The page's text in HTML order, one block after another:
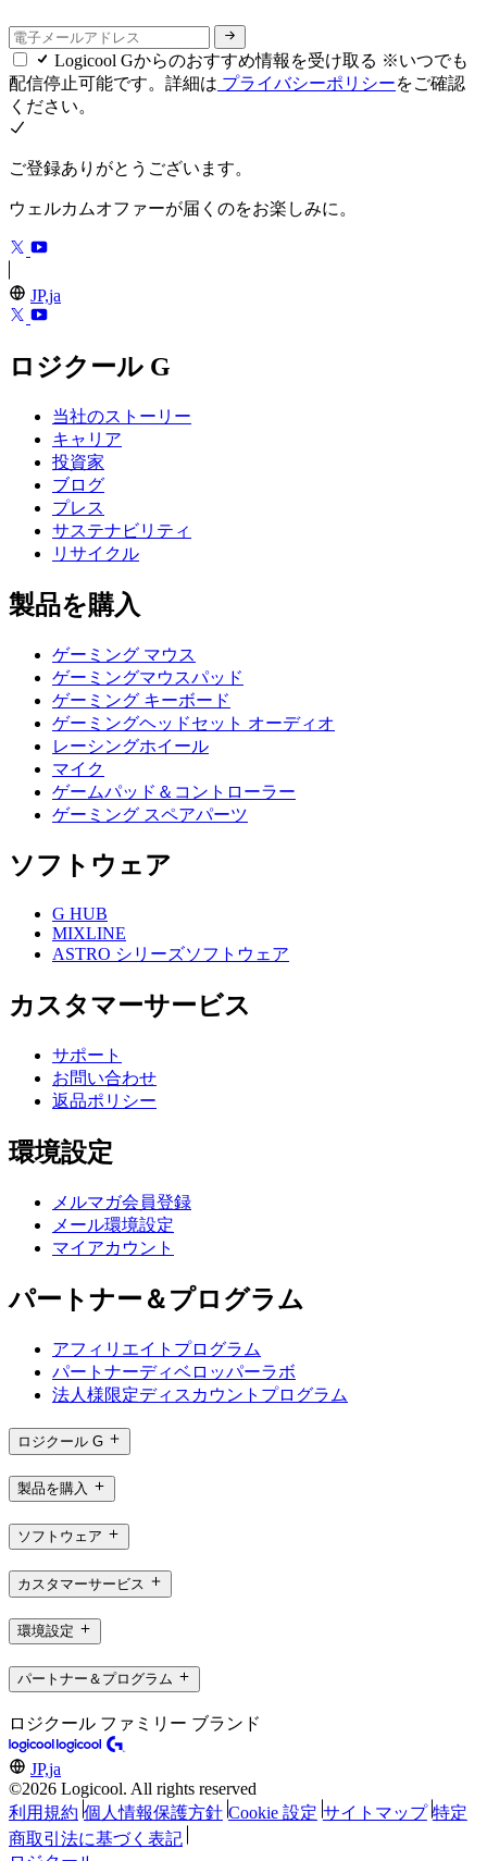
Logicool Gからのおすすめ情報を受け取る ※いつでも
配信停止可能です。詳細は プライバシーポリシーをご確認
ください。
ご登録ありがとうございます。
ウェルカムオファーが届くのをお楽しみに。
JP,ja
ロジクール G
当社のストーリー
キャリア
投資家
ブログ
プレス
サステナビリティ
リサイクル
製品を購入
ゲーミング マウス
ゲーミングマウスパッド
ゲーミング キーボード
ゲーミングヘッドセット オーディオ
レーシングホイール
マイク
ゲームパッド＆コントローラー
ゲーミング スペアパーツ
ソフトウェア
G HUB
MIXLINE
ASTRO シリーズソフトウェア
カスタマーサービス
サポート
お問い合わせ
返品ポリシー
環境設定
メルマガ会員登録
メール環境設定
マイアカウント
パートナー＆プログラム
アフィリエイトプログラム
パートナーディベロッパーラボ
法人様限定ディスカウントプログラム
ロジクール G
製品を購入
ソフトウェア
カスタマーサービス
環境設定
パートナー＆プログラム
ロジクール ファミリー ブランド
JP,ja
©2026 Logicool. All rights reserved
利用規約 個人情報保護方針 Cookie 設定 サイトマップ 特定
商取引法に基づく表記